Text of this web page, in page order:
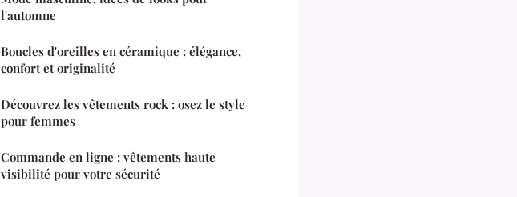
l'automne
Boucles d'oreilles en céramique : élégance,
confort et originalité
Découvrez les vêtements rock : osez le style
pour femmes
Commande en ligne : vêtements haute
visibilité pour votre sécurité